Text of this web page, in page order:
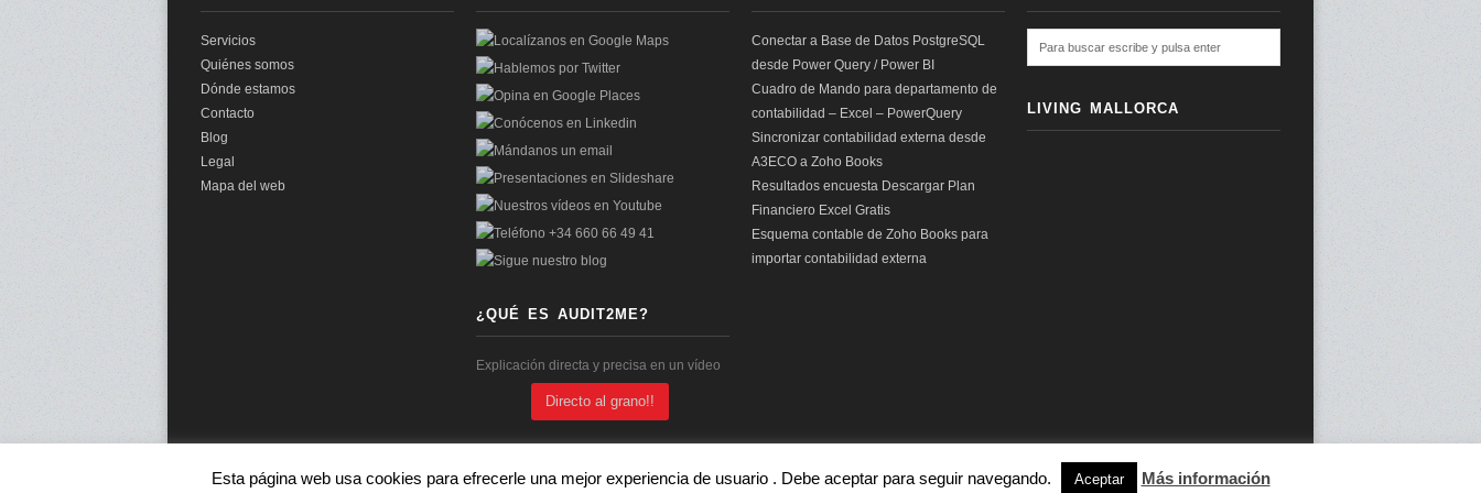
Servicios
Quiénes somos
Dónde estamos
Contacto
Blog
Legal
Mapa del web
¿QUÉ ES AUDIT2ME?
Explicación directa y precisa en un vídeo
Directo al grano!!
Conectar a Base de Datos PostgreSQL
desde Power Query / Power BI
Cuadro de Mando para departamento de
contabilidad – Excel – PowerQuery
Sincronizar contabilidad externa desde
A3ECO a Zoho Books
Resultados encuesta Descargar Plan
Financiero Excel Gratis
Esquema contable de Zoho Books para
importar contabilidad externa
LIVING MALLORCA
© 2026 audit2me | Aviso Legal| subir ↑
Esta página web usa cookies para efrecerle una mejor experiencia de usuario . Debe aceptar para seguir navegando. Aceptar Más información